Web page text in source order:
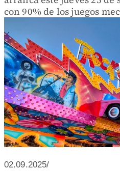
con 90% de los juegos
02.09.2025/